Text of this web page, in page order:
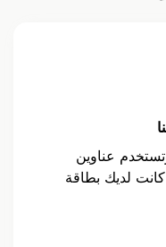
عناوين
لديك بطاقة